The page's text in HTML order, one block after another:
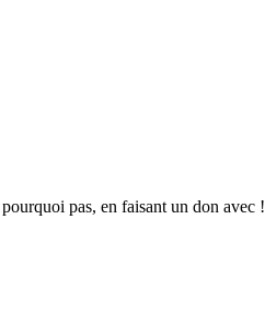
pas, en faisant un don avec !